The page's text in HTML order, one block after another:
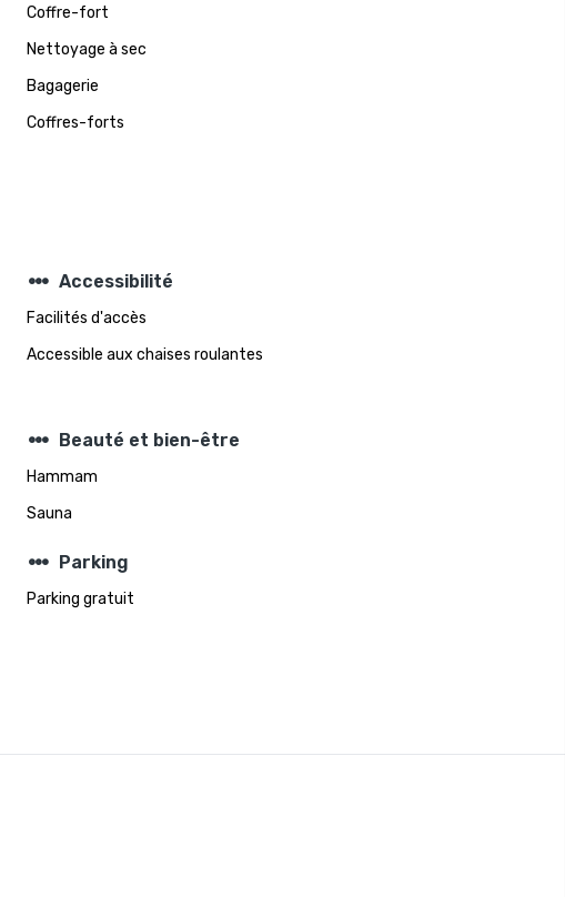
Coffre-fort
Nettoyage à sec
Bagagerie
Coffres-forts
steppers Accessibilité
Facilités d'accès
Accessible aux chaises roulantes
steppers Beauté et bien-être
Hammam
Sauna
steppers Parking
Parking gratuit